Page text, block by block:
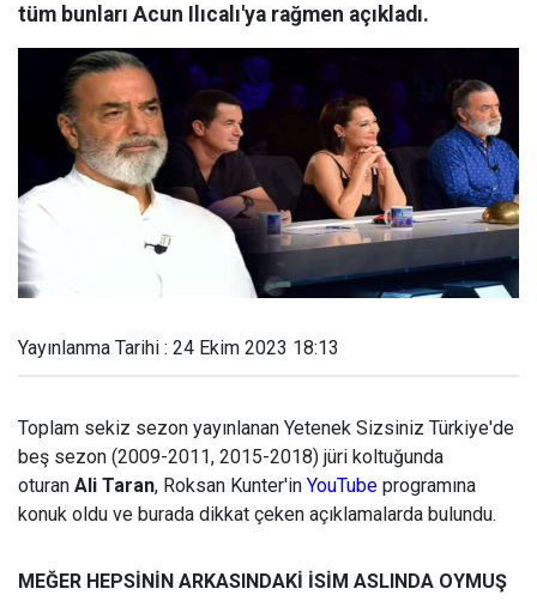
tüm bunları Acun Ilıcalı'ya rağmen açıkladı.
Yayınlanma Tarihi : 24 Ekim 2023 18:13
Toplam sekiz sezon yayınlanan Yetenek Sizsiniz Türkiye'de
beş sezon (2009-2011, 2015-2018) jüri koltuğunda
oturan Ali Taran, Roksan Kunter'in YouTube programına
konuk oldu ve burada dikkat çeken açıklamalarda bulundu.
MEĞER HEPSİNİN ARKASINDAKİ İSİM ASLINDA OYMUŞ